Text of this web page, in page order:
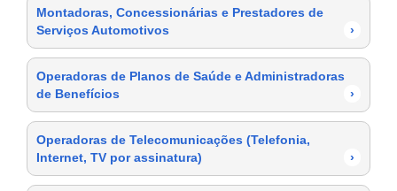
Montadoras, Concessionárias e Prestadores de
Serviços Automotivos
›
Operadoras de Planos de Saúde e Administradoras
de Benefícios
›
Operadoras de Telecomunicações (Telefonia,
Internet, TV por assinatura)
›